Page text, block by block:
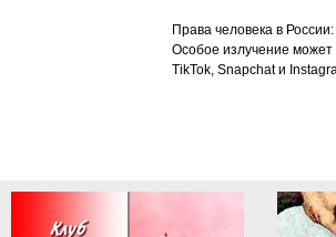
Права человека в
Особое излучение
TikTok, Snapchat и